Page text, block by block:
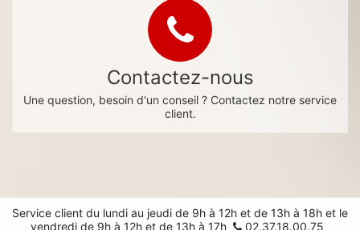
Contactez-nous
Une question, besoin d'un conseil ? Contactez notre service
client.
Service client du lundi au jeudi de 9h à 12h et de 13h à 18h et le
vendredi de 9h à 12h et de 13h à 17h
02.37.18.00.75